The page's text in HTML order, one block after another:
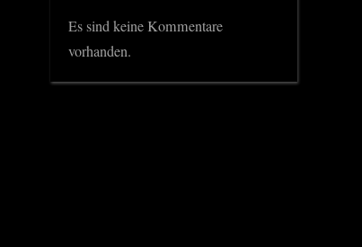
Es sind keine Kommentare
vorhanden.